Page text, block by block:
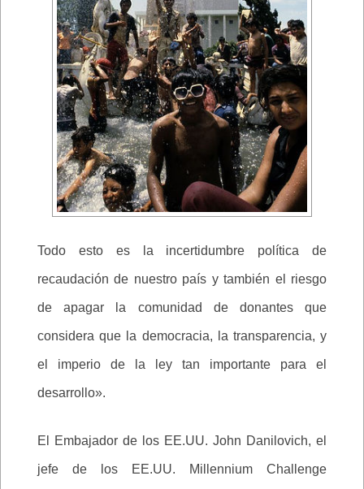
Todo esto es la incertidumbre política de
recaudación de nuestro país y también el riesgo
de apagar la comunidad de donantes que
considera que la democracia, la transparencia, y
el imperio de la ley tan importante para el
desarrollo».
El Embajador de los EE.UU. John Danilovich, el
jefe de los EE.UU. Millennium Challenge